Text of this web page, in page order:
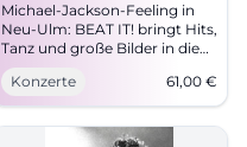
Michael-Jackson-Feeling in
Neu-Ulm: BEAT IT! bringt Hits,
Tanz und große Bilder in die
ratiopharm arena. Am
09.04.2026 ab 20 Uhr, Tickets
ab 61 Euro. #NeuUlm
#MichaelJackson
Konzerte 61,00 €